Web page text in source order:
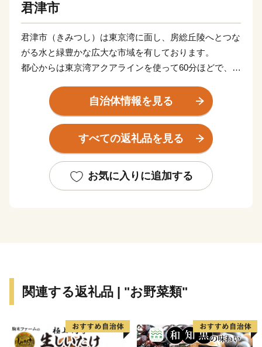
君津市
君津市（きみつし）は東京湾に面し、房総丘陵へとつな
がる水と緑豊かな広大な市域を有しております。
都心からは東京湾アクアラインを使って60分ほどで、大
トの形になることで有名な広場や、日本画家東山魁夷の
「残照」の題材となった山並み、東日本で一番遅い紅葉
が見られるなど、四季折々の絶景を堪能することができ
れ、多くの農産物や特産品を育んでいます。
ブライダルで人気の花「水生カラー」は生産量日本一で
ります。
【ふるさと納税のお問い合わせ】
君津市ふるさと納税事務局
自治体情報を見る
すべての返礼品を見る
お気に入りに追加する
関連する返礼品 | "お野菜類"